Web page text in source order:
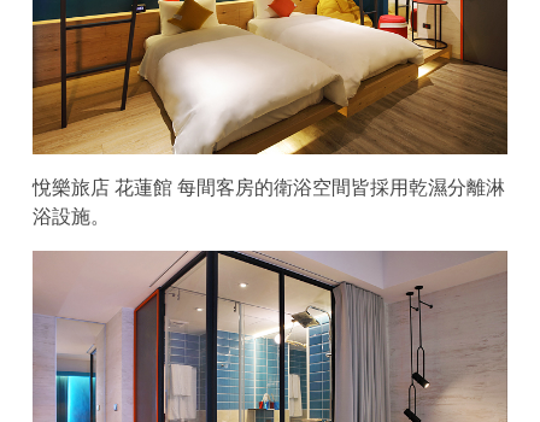
悅樂旅店 花蓮館 每間客房的衛浴空間皆採用乾濕分離淋
浴設施。